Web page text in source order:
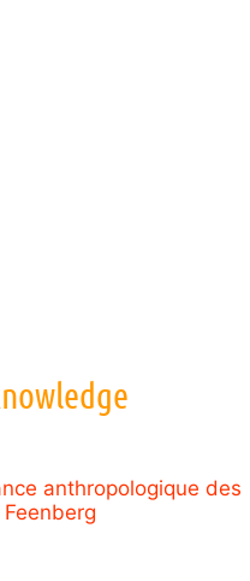
anthropologique des